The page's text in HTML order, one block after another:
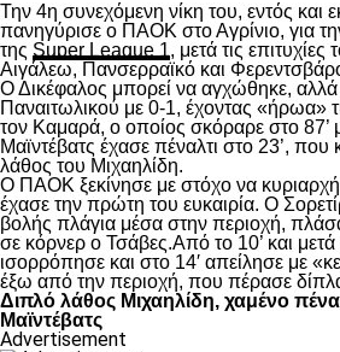
Την 4η συνεχόμενη νίκη του, εντός και
πανηγύρισε ο ΠΑΟΚ στο Αγρίνιο, για
της Super League 1, μετά τις επιτυχίες
Αιγάλεω, Πανσερραϊκό και
Ο Δικέφαλος μπορεί να αγχώθηκε, αλλά
Παναιτωλικού με 0-1, έχοντας «ήρωα»
τον Καμαρά, ο οποίος σκόραρε στο 87’
Μαϊντέβατς έχασε πέναλτι στο 23’, που
λάθος του Μιχαηλίδη.
Ο ΠΑΟΚ ξεκίνησε με στόχο να
έχασε την πρώτη του ευκαιρία. Ο
βολής πλάγια μέσα στην περιοχή,
σε κόρνερ ο Τσάβες.Από το 10’ και
ισορρόπησε και στο 14′ απείλησε με
έξω από την περιοχή, που πέρασε
Διπλό λάθος Μιχαηλίδη, χαμένο
Μαϊντέβατς
Advertisement